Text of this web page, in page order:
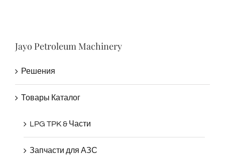
Jayo Petroleum Machinery
Решения
Товары Каталог
LPG TPK & Части
Запчасти для АЗС